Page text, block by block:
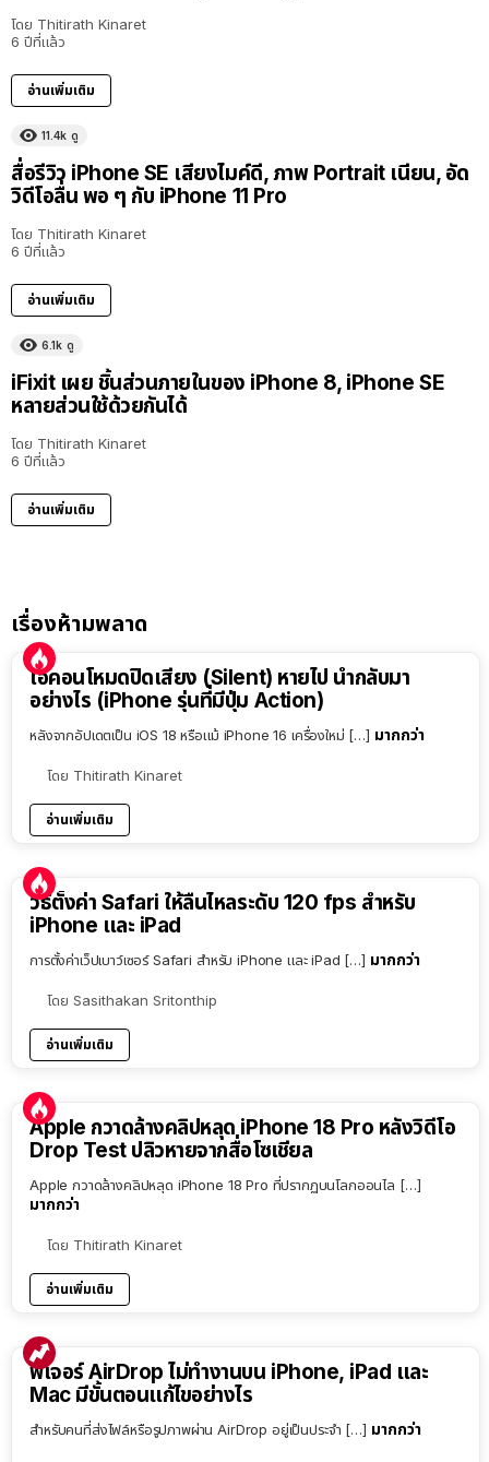
โดย Thitirath Kinaret
6 ปีที่แล้ว
อ่านเพิ่มเติม
11.4k ดู
สื่อรีวิว iPhone SE เสียงไมค์ดี, ภาพ Portrait เนียน, อัด
วิดีโอลื่น พอ ๆ กับ iPhone 11 Pro
โดย Thitirath Kinaret
6 ปีที่แล้ว
อ่านเพิ่มเติม
6.1k ดู
iFixit เผย ชิ้นส่วนภายในของ iPhone 8, iPhone SE
หลายส่วนใช้ด้วยกันได้
โดย Thitirath Kinaret
6 ปีที่แล้ว
อ่านเพิ่มเติม
เรื่องห้ามพลาด
ไอคอนโหมดปิดเสียง (Silent) หายไป นำกลับมา
อย่างไร (iPhone รุ่นที่มีปุ่ม Action)
หลังจากอัปเดตเป็น iOS 18 หรือแม้ iPhone 16 เครื่องใหม่ […] มากกว่า
โดย Thitirath Kinaret
อ่านเพิ่มเติม
วิธีตั้งค่า Safari ให้ลื่นไหลระดับ 120 fps สำหรับ
iPhone และ iPad
การตั้งค่าเว็ปเบาว์เซอร์ Safari สำหรับ iPhone และ iPad […] มากกว่า
โดย Sasithakan Sritonthip
อ่านเพิ่มเติม
Apple กวาดล้างคลิปหลุด iPhone 18 Pro หลังวิดีโอ
Drop Test ปลิวหายจากสื่อโซเชียล
Apple กวาดล้างคลิปหลุด iPhone 18 Pro ที่ปรากฏบนโลกออนไล […]
มากกว่า
โดย Thitirath Kinaret
อ่านเพิ่มเติม
ฟีเจอร์ AirDrop ไม่ทำงานบน iPhone, iPad และ
Mac มีขั้นตอนแก้ไขอย่างไร
สำหรับคนที่ส่งไฟล์หรือรูปภาพผ่าน AirDrop อยู่เป็นประจำ […] มากกว่า